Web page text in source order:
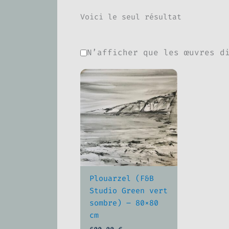
Voici le seul résultat
N’afficher que les œuvres
Plouarzel (F&B
Studio Green vert
sombre) – 80×80
cm